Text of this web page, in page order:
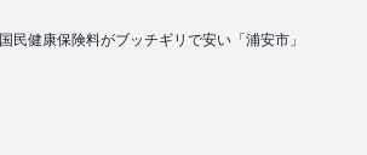
国民健康保険料がブッチギリで安い「浦安市」